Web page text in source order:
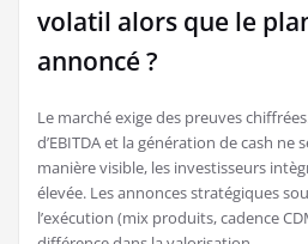
volatil alors que le
annoncé ?
Le marché exige des preuves
d’EBITDA et la génération de cash ne
manière visible, les investisseurs
élevée. Les annonces stratégiques
l’exécution (mix produits, cadence